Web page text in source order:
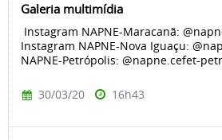
Galeria multimídia
Instagram NAPNE-Maracanã:
Instagram NAPNE-Nova Iguaçu:
NAPNE-Petrópolis: @napne.cefet-
30/03/20 16h43